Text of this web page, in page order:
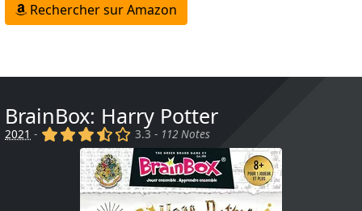
Rechercher sur Amazon
BrainBox: Harry Potter
2021 - (x) (x) (x) (,) ()
3.3 - 112 Notes